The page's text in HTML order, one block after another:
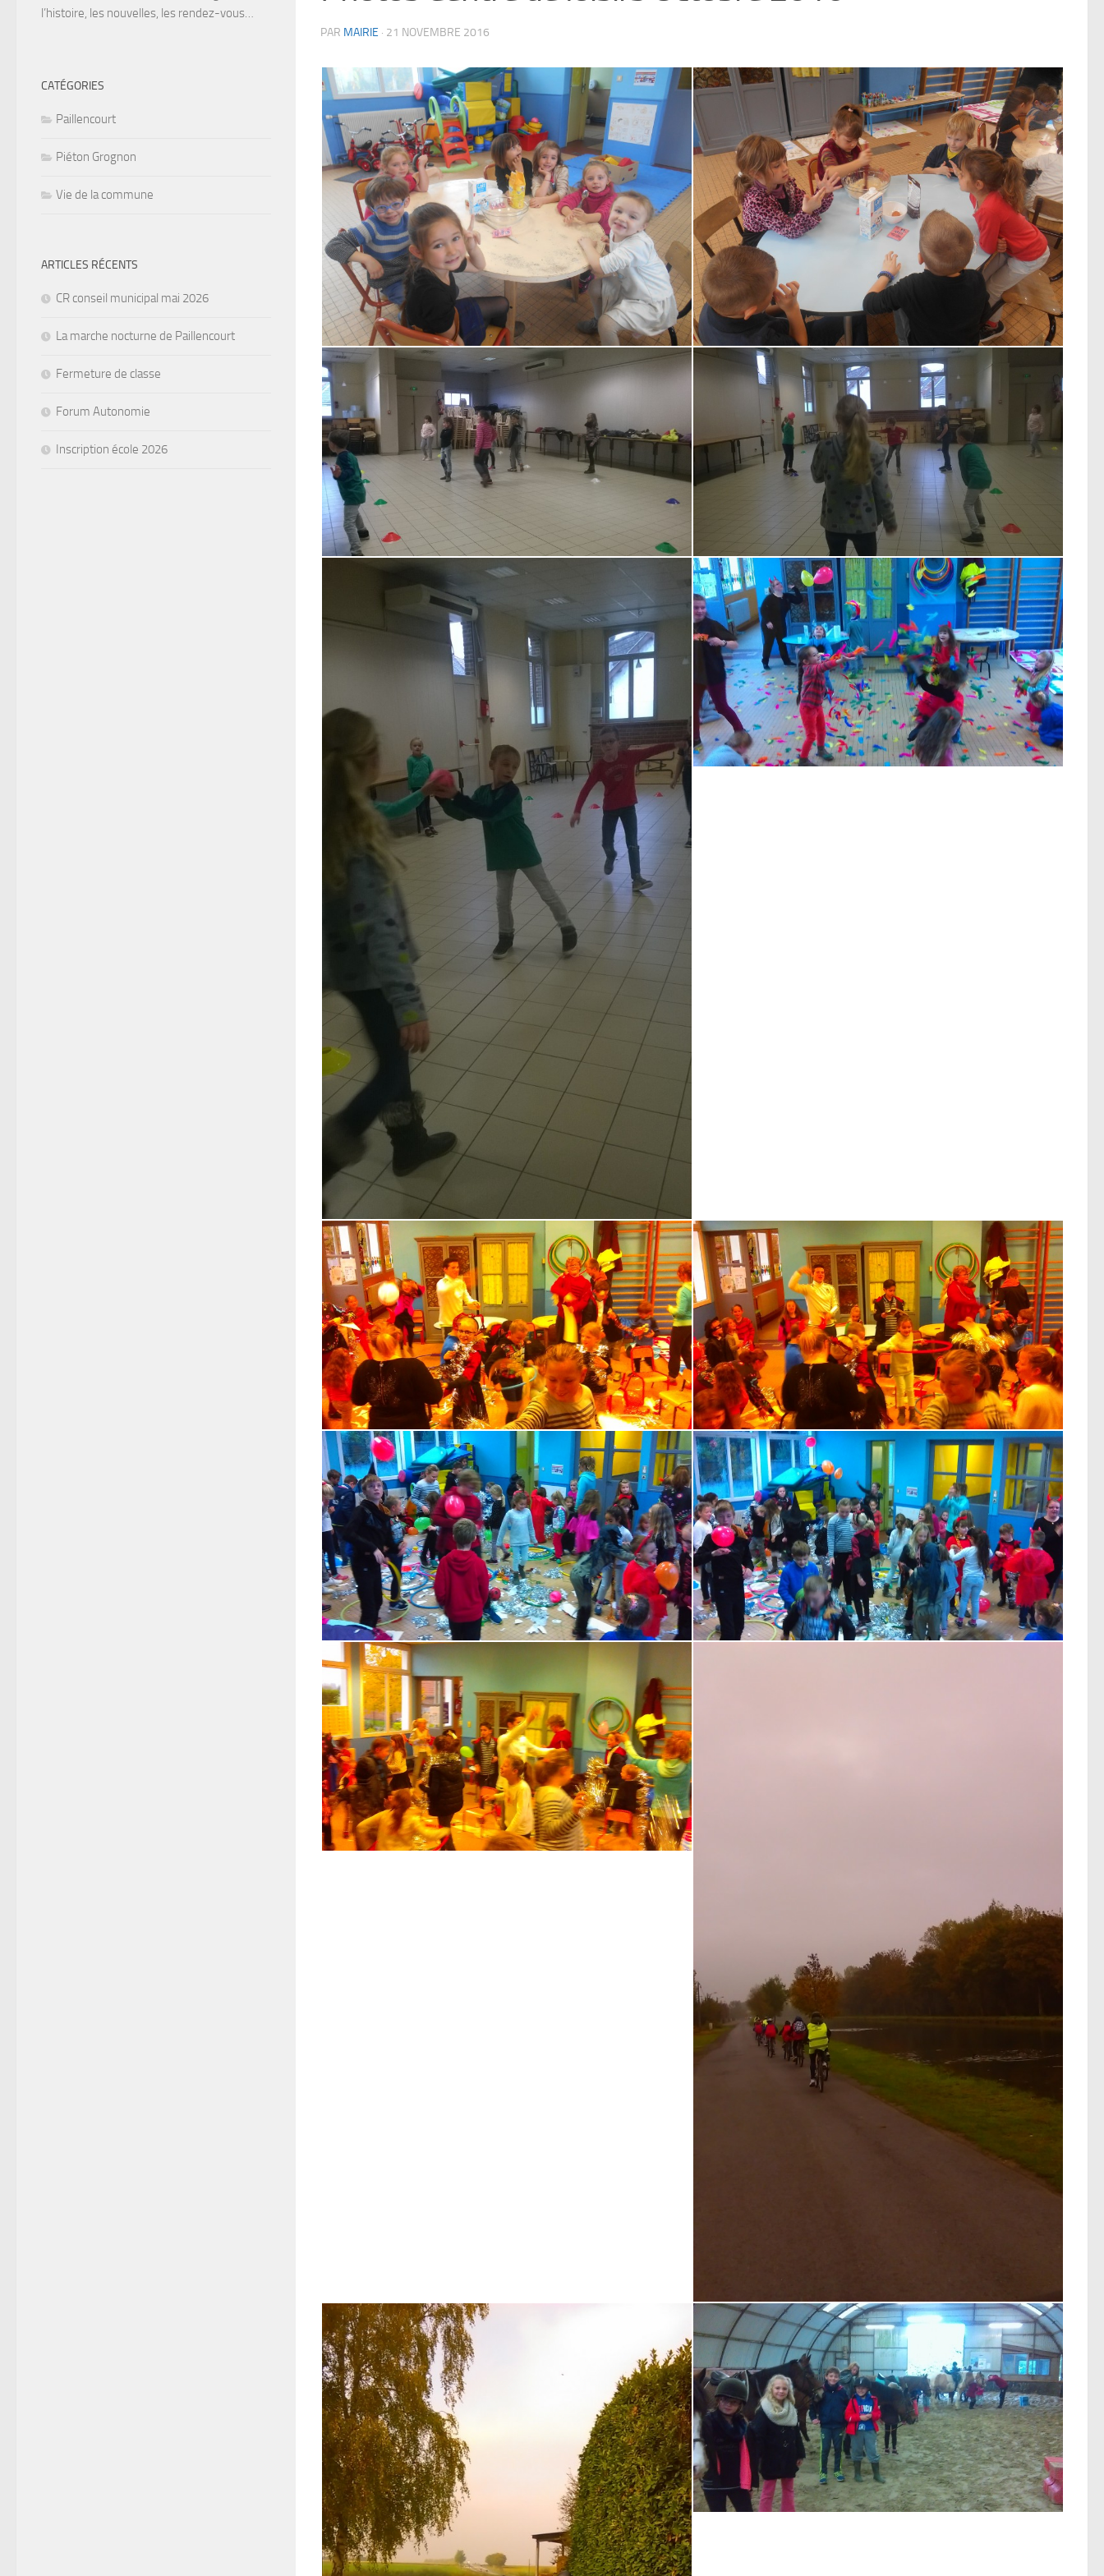
PAR MAIRIE · 21 NOVEMBRE 2016
l’histoire, les nouvelles, les rendez-vous…
CATÉGORIES
Paillencourt
Piéton Grognon
Vie de la commune
ARTICLES RÉCENTS
CR conseil municipal mai 2026
La marche nocturne de Paillencourt
Fermeture de classe
Forum Autonomie
Inscription école 2026